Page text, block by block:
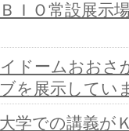
ＩＯ常設展示
イドームおお
を展示してい
学での講義が